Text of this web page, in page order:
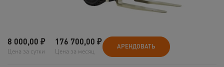
8 000,00 ₽
Цена за сутки
176 700,00 ₽
Цена за месяц
АРЕНДОВАТЬ